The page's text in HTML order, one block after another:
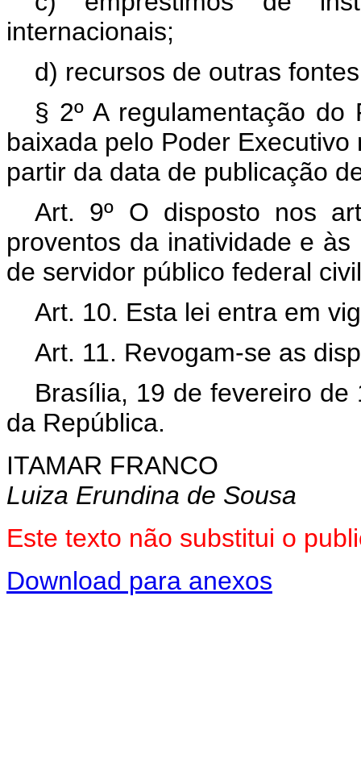
internacionais;
d) recursos de outras
§ 2º A regulamentação
baixada pelo Poder
partir da data de publicação
Art. 9º O disposto nos
proventos da inatividade e
de servidor público federal
Art. 10. Esta lei entra em
Art. 11. Revogam-se as
Brasília, 19 de fevereiro de
da República.
ITAMAR FRANCO
Luiza Erundina de Sousa
Este texto não substitui o
Download para anexos